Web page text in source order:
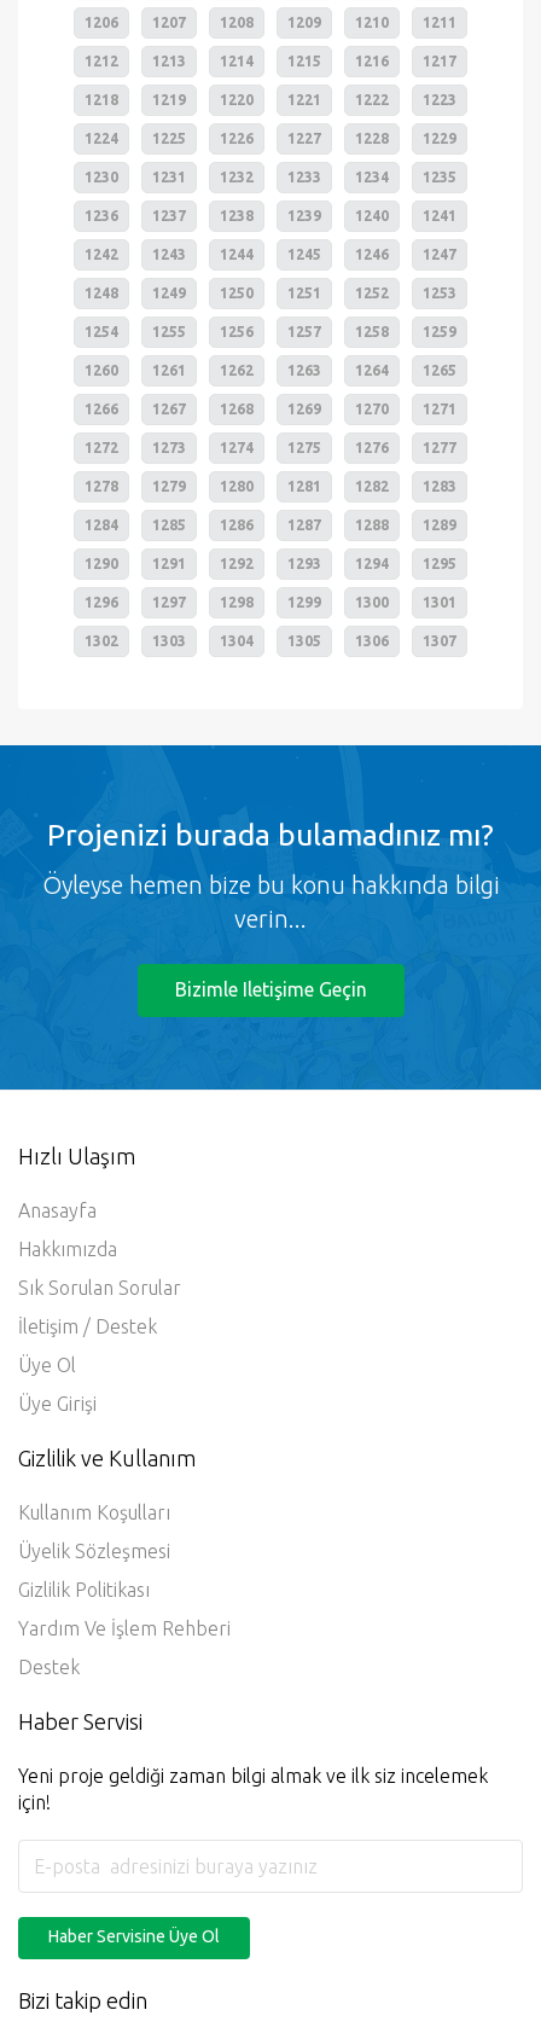
1206 1207 1208 1209 1210 1211
1212 1213 1214 1215 1216 1217
1218 1219 1220 1221 1222 1223
1224 1225 1226 1227 1228 1229
1230 1231 1232 1233 1234 1235
1236 1237 1238 1239 1240 1241
1242 1243 1244 1245 1246 1247
1248 1249 1250 1251 1252 1253
1254 1255 1256 1257 1258 1259
1260 1261 1262 1263 1264 1265
1266 1267 1268 1269 1270 1271
1272 1273 1274 1275 1276 1277
1278 1279 1280 1281 1282 1283
1284 1285 1286 1287 1288 1289
1290 1291 1292 1293 1294 1295
1296 1297 1298 1299 1300 1301
1302 1303 1304 1305 1306 1307
Projenizi burada bulamadınız mı?
Öyleyse hemen bize bu konu hakkında bilgi
verin...
Bizimle Iletişime Geçin
Hızlı Ulaşım
Anasayfa
Hakkımızda
Sık Sorulan Sorular
İletişim / Destek
Üye Ol
Üye Girişi
Gizlilik ve Kullanım
Kullanım Koşulları
Üyelik Sözleşmesi
Gizlilik Politikası
Yardım Ve İşlem Rehberi
Destek
Haber Servisi
Yeni proje geldiği zaman bilgi almak ve ilk siz incelemek
için!
Haber Servisine Üye Ol
Bizi takip edin